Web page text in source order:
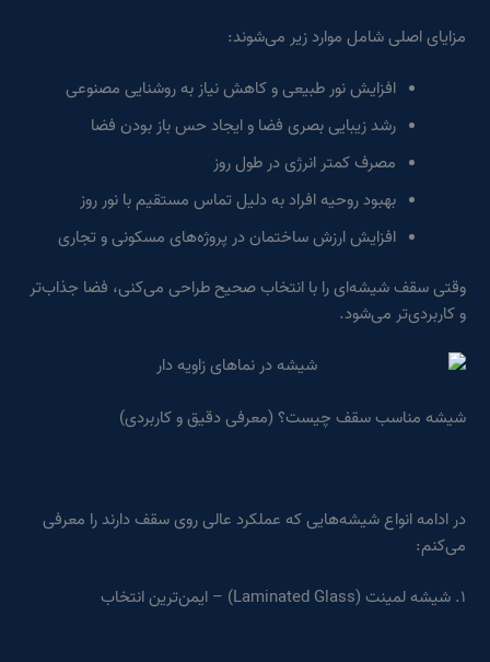
مزایای اصلی شامل موارد زیر می‌شوند:
افزایش نور طبیعی و کاهش نیاز به روشنایی مصنوعی
رشد زیبایی بصری فضا و ایجاد حس باز بودن فضا
مصرف کمتر انرژی در طول روز
بهبود روحیه افراد به دلیل تماس مستقیم با نور روز
افزایش ارزش ساختمان در پروژه‌های مسکونی و تجاری
وقتی سقف شیشه‌ای را با انتخاب صحیح طراحی می‌کنی، فضا جذاب‌تر
و کاربردی‌تر می‌شود.
شیشه مناسب سقف چیست؟ (معرفی دقیق و کاربردی)
در ادامه انواع شیشه‌هایی که عملکرد عالی روی سقف دارند را معرفی
می‌کنم:
۱. شیشه لمینت (Laminated Glass) – ایمن‌ترین انتخاب